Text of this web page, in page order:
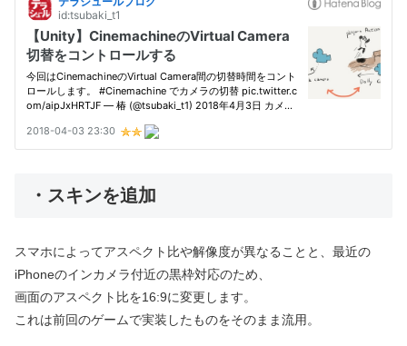
・スキンを追加
スマホによってアスペクト比や解像度が異なることと、最近の
iPhoneのインカメラ付近の黒枠対応のため、
画面のアスペクト比を16:9に変更します。
これは前回のゲームで実装したものをそのまま流用。